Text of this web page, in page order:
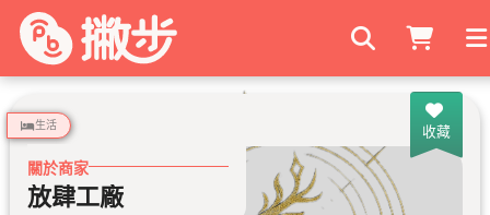
搜尋商家
收藏
生活
關於商家
放肆工廠